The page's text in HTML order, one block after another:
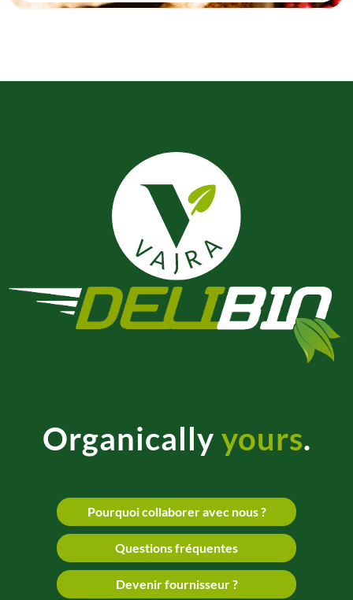
Organically yours.
Pourquoi collaborer avec nous ?
Questions fréquentes
Devenir fournisseur ?